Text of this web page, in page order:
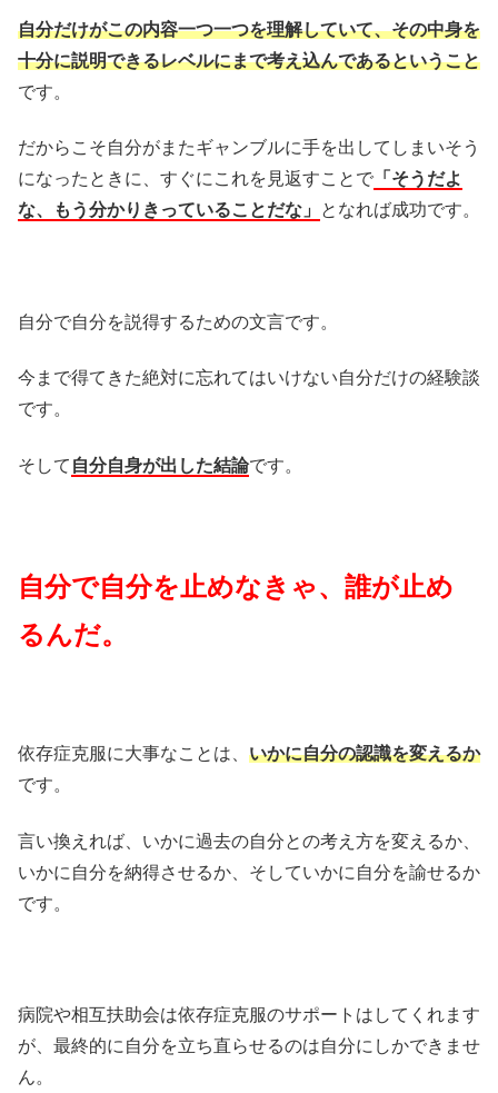
自分だけがこの内容一つ一つを理解していて、その中身を
十分に説明できるレベルにまで考え込んであるということ
です。
だからこそ自分がまたギャンブルに手を出してしまいそう
になったときに、すぐにこれを見返すことで 「そうだよ
な、もう分かりきっていることだな」
となれば成功です。
自分で自分を説得するための文言です。
今まで得てきた絶対に忘れてはいけない自分だけの経験談
です。
そして 自分自身が出した結論です。
自分で自分を止めなきゃ、誰が止め
るんだ。
依存症克服に大事なことは、 いかに自分の認識を変えるか
です。
言い換えれば、いかに過去の自分との考え方を変えるか、
いかに自分を納得させるか、そしていかに自分を諭せるか
です。
病院や相互扶助会は依存症克服のサポートはしてくれます
が、最終的に自分を立ち直らせるのは自分にしかできませ
ん。